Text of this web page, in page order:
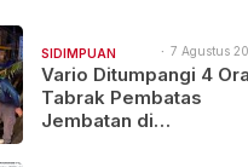
SIDIMPUAN
NAJEGES
7 Agustus
11:49
Vario Ditumpangi 4
Tabrak Pembatas
Jembatan di